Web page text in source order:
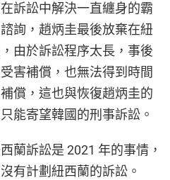
訴訟中解決一直纏身的霸
詢，趙炳圭最後放棄在紐
由於訴訟程序太長，事後
害補償，也無法得到時間
償，這也與恢復趙炳圭的
能寄望韓國的刑事訴訟。
蘭訴訟是 2021 年的事情，
有計劃紐西蘭的訴訟。